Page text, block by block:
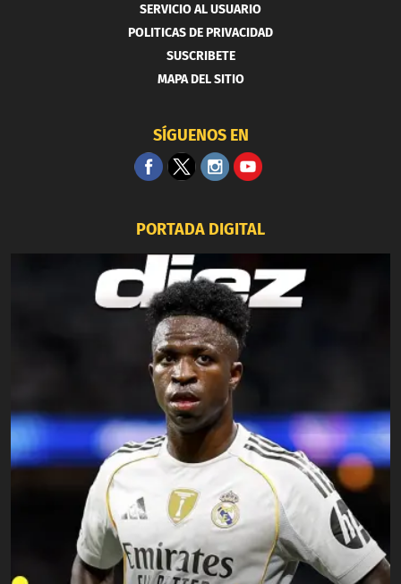
SERVICIO AL USUARIO
POLITICAS DE PRIVACIDAD
SUSCRIBETE
MAPA DEL SITIO
SÍGUENOS EN
PORTADA DIGITAL